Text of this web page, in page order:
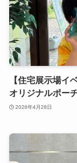
【住宅展示場イ
オリジナルポー
2026年4月28日